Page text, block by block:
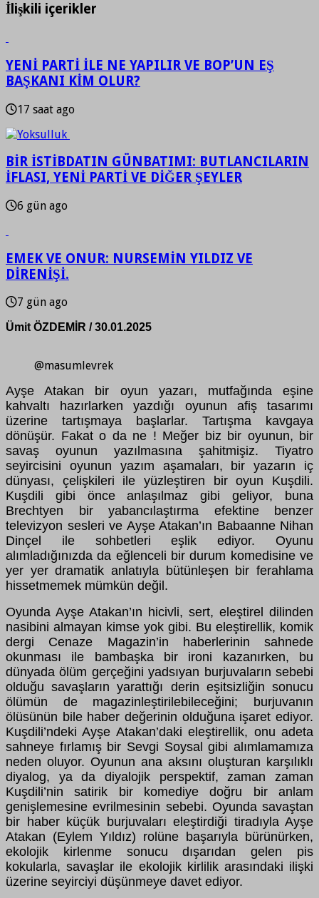
İlişkili içerikler
YENİ PARTİ İLE NE YAPILIR VE BOP’UN EŞ
BAŞKANI KİM OLUR?
17 saat ago
BİR İSTİBDATIN GÜNBATIMI: BUTLANCILARIN
İFLASI, YENİ PARTİ VE DİĞER ŞEYLER
6 gün ago
EMEK VE ONUR: NURSEMİN YILDIZ VE
DİRENİŞİ.
7 gün ago
Ümit ÖZDEMİR / 30.01.2025
@masumlevrek
Ayşe Atakan bir oyun yazarı, mutfağında eşine
kahvaltı hazırlarken yazdığı oyunun afiş tasarımı
üzerine tartışmaya başlarlar. Tartışma kavgaya
dönüşür. Fakat o da ne ! Meğer biz bir oyunun, bir
savaş oyunun yazılmasına şahitmişiz. Tiyatro
seyircisini oyunun yazım aşamaları, bir yazarın iç
dünyası, çelişkileri ile yüzleştiren bir oyun Kuşdili.
Kuşdili gibi önce anlaşılmaz gibi geliyor, buna
Brechtyen bir yabancılaştırma efektine benzer
televizyon sesleri ve Ayşe Atakan’ın Babaanne Nihan
Dinçel ile sohbetleri eşlik ediyor. Oyunu
alımladığınızda da eğlenceli bir durum komedisine ve
yer yer dramatik anlatıyla bütünleşen bir ferahlama
hissetmemek mümkün değil.
Oyunda Ayşe Atakan’ın hicivli, sert, eleştirel dilinden
nasibini almayan kimse yok gibi. Bu eleştirellik, komik
dergi Cenaze Magazin’in haberlerinin sahnede
okunması ile bambaşka bir ironi kazanırken, bu
dünyada ölüm gerçeğini yadsıyan burjuvaların sebebi
olduğu savaşların yarattığı derin eşitsizliğin sonucu
ölümün de magazinleştirilebileceğini; burjuvanın
ölüsünün bile haber değerinin olduğuna işaret ediyor.
Kuşdili’ndeki Ayşe Atakan’daki eleştirellik, onu adeta
sahneye fırlamış bir Sevgi Soysal gibi alımlamamıza
neden oluyor. Oyunun ana aksını oluşturan karşılıklı
diyalog, ya da diyalojik perspektif, zaman zaman
Kuşdili’nin satirik bir komediye doğru bir anlam
genişlemesine evrilmesinin sebebi. Oyunda savaştan
bir haber küçük burjuvaları eleştirdiği tiradıyla Ayşe
Atakan (Eylem Yıldız) rolüne başarıyla bürünürken,
ekolojik kirlenme sonucu dışarıdan gelen pis
kokularla, savaşlar ile ekolojik kirlilik arasındaki ilişki
üzerine seyirciyi düşünmeye davet ediyor.